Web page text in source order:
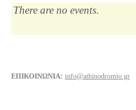
07/07/2026
There are no events.
ΕΠΙΚΟΙΝΩΝΙΑ: info@athinodromio.gr